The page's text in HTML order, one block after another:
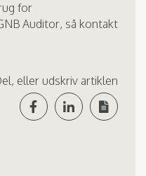
for
Auditor, så kontakt
eller udskriv artiklen